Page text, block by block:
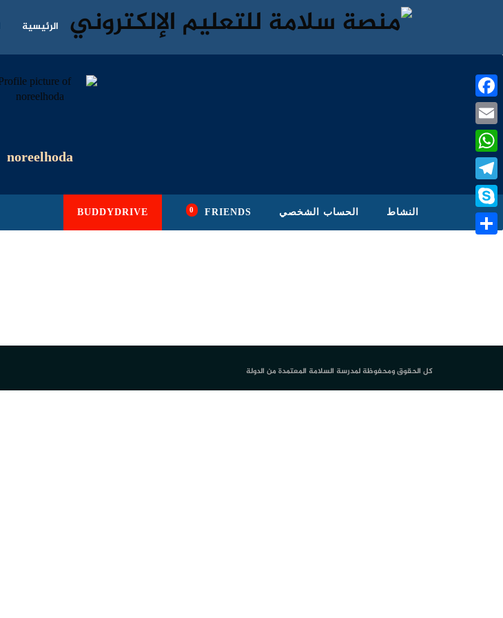
الرئيسية
noreelhoda
النشاط الحساب الشخصي FRIENDS
0
BUDDYDRIVE
كل الحقوق ومحفوظة لمدرسة السلامة المعتمدة من الدولة
Facebook
Email
WhatsApp
Telegram
Skype